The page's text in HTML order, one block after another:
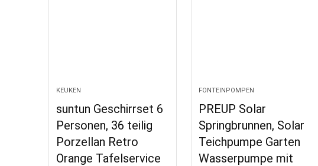
KEUKEN
suntun Geschirrset 6
Personen, 36 teilig
Porzellan Retro
Orange Tafelservice
FONTEINPOMPEN
PREUP Solar
Springbrunnen, Solar
Teichpumpe Garten
Wasserpumpe mit